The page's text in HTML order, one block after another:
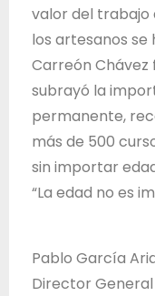
valor del trabajo
los artesanos se
Carreón Chávez
subrayó la
permanente,
más de 500
sin importar
“La edad no es
Pablo García
Director